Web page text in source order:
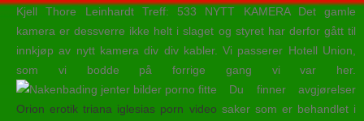
Kjell Thore Leinhardt Treff: 533 NYTT KAMERA Det gamle
kamera er dessverre ikke helt i slaget og styret har derfor gått til
innkjøp av nytt kamera div div kabler. Vi passerer Hotell Union,
som vi bodde på forrige gang vi var her.
Du finner avgjørelser
Orion erotik triana iglesias porn video saker som er behandlet i